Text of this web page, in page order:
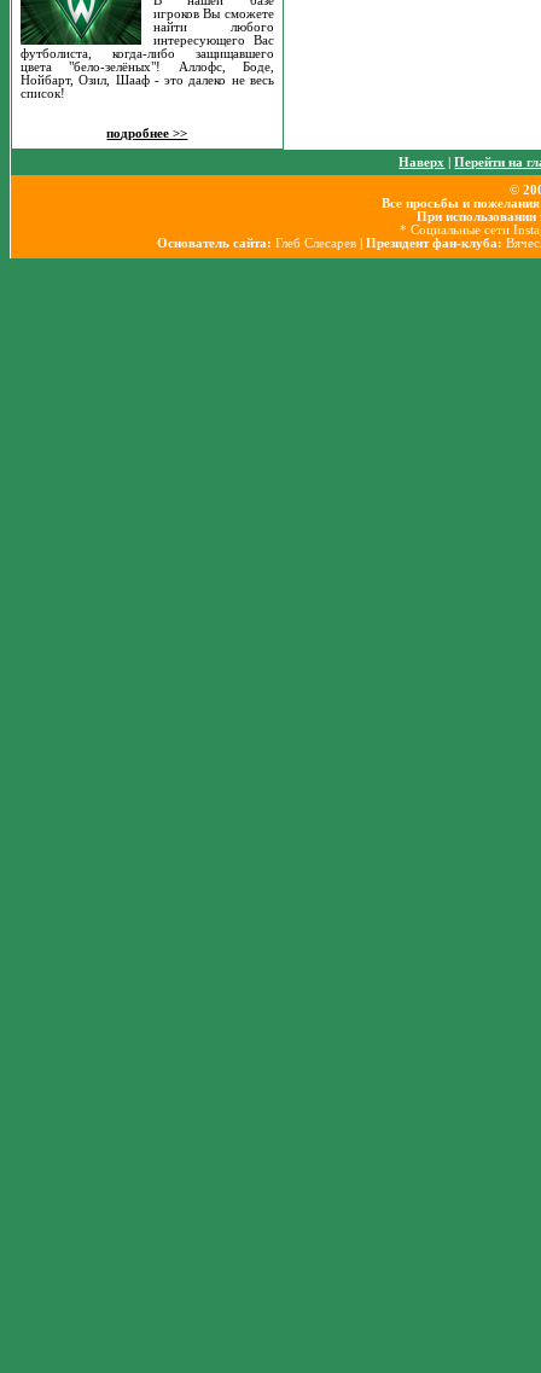
игроков Вы сможете
найти любого
интересующего Вас
футболиста, когда-либо защищавшего
цвета "бело-зелёных"! Аллофс, Боде,
Нойбарт, Озил, Шааф - это далеко не весь
список!
подробнее >>
Наверх |Перейти на
©
Все просьбы и
При использовании
* Социальные сети
Основатель сайта: Глеб Слесарев | Президент фан-клуба: